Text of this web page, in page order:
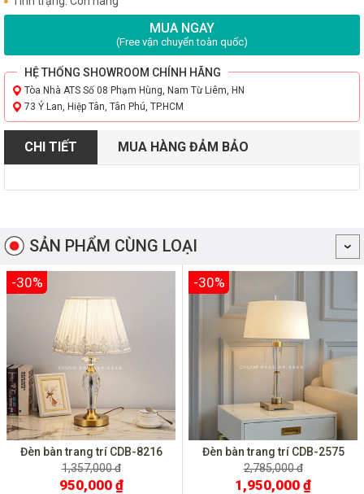
MUA NGAY
(Free vận chuyển toàn quốc)
HỆ THỐNG SHOWROOM CHÍNH HÃNG
Tòa Nhà ATS Số 08 Phạm Hùng, Nam Từ Liêm, HN
73 Ỷ Lan, Hiệp Tân, Tân Phú, TP.HCM
CHI TIẾT MUA HÀNG ĐẢM BẢO
SẢN PHẨM CÙNG LOẠI
Đèn bàn trang trí CDB-8216
1,357,000 đ
950,000 ₫
-30%
Đèn bàn trang trí CDB-2575
2,785,000 đ
1,950,000 ₫
-30%